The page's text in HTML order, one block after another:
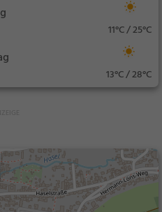
11°C / 25°C
13°C / 28°C